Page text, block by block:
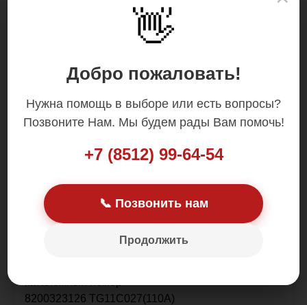
👋
Добро пожаловать!
Нужна помощь в выборе или есть вопросы?
Позвоните Нам. Мы будем рады Вам помочь!
+7 (8512) 99-64-54
📞 Позвонить нам
Продолжить
Цена: 7 000.00 р.
В наличии в Астрахани
8200323126 TG11C027(110A)